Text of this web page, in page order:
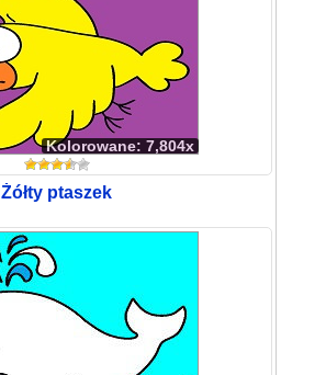
Kolorowane: 7,804x
Żółty ptaszek